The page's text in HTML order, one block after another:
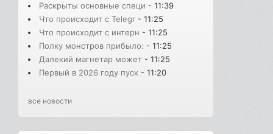
Раскрыты основные специ - 11:39
Что происходит с Telegr - 11:25
Что происходит с интерн - 11:25
Полку монстров прибыло: - 11:25
Далекий магнетар может - 11:25
Первый в 2026 году пуск - 11:20
все новости